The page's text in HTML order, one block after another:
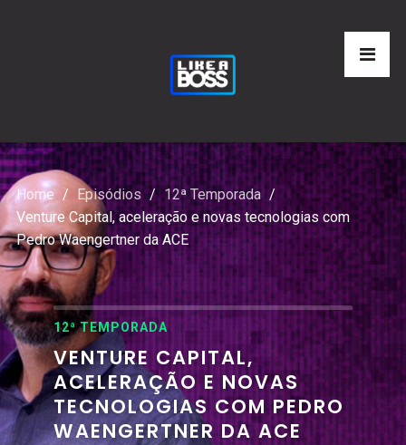
Home Episódios
12ª Temporada
Venture Capital, aceleração e novas tecnologias com
Pedro Waengertner da ACE
12ª TEMPORADA
VENTURE CAPITAL,
ACELERAÇÃO E NOVAS
TECNOLOGIAS COM PEDRO
WAENGERTNER DA ACE